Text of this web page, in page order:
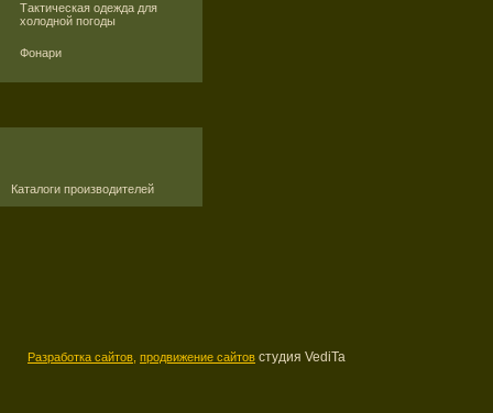
Тактическая одежда для
холодной погоды
Фонари
Каталоги производителей
Разработка сайтов, продвижение сайтов студия VediTa